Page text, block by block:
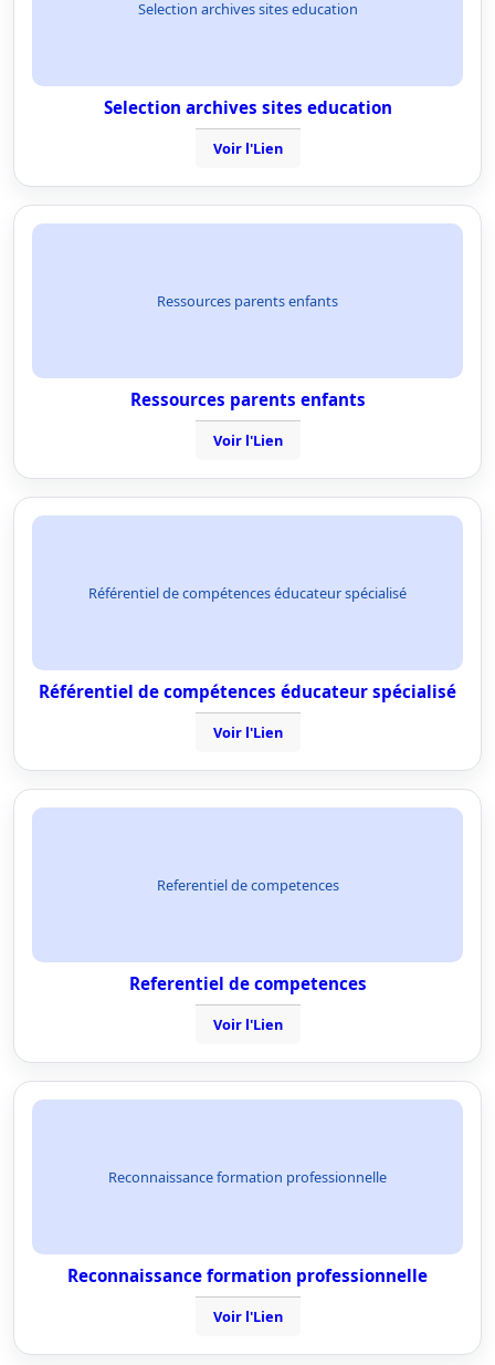
Selection archives sites education
Selection archives sites education
Voir l'Lien
Ressources parents enfants
Ressources parents enfants
Voir l'Lien
Référentiel de compétences éducateur spécialisé
Référentiel de compétences éducateur spécialisé
Voir l'Lien
Referentiel de competences
Referentiel de competences
Voir l'Lien
Reconnaissance formation professionnelle
Reconnaissance formation professionnelle
Voir l'Lien